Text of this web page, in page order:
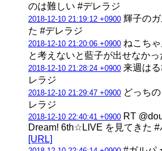
のは難しい #デレラジ
2018-12-10 21:19:12 +0900 輝子の
た #デレラジ
2018-12-10 21:20:06 +0900 ねこち
と考えないと藍子が出せなか
2018-12-10 21:28:24 +0900 来週は
レラジ
2018-12-10 21:29:47 +0900 どっち
レラジ
2018-12-10 22:40:41 +0900 RT
Dream! 6th☆LIVE を見てきた
[URL]